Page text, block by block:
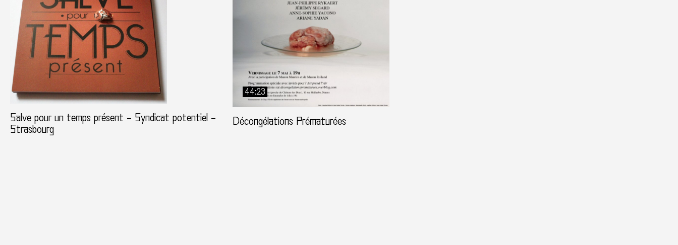
44:23
Décongélations Prématurées
Salve pour un temps présent – Syndicat potentiel –
Strasbourg